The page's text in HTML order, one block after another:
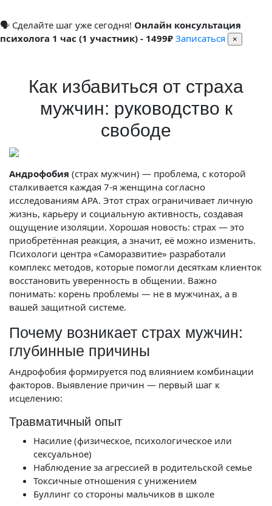
🗣 Сделайте шаг уже сегодня! Онлайн консультация
психолога 1 час (1 участник) - 1499₽ Записаться ×
Как избавиться от страха
мужчин: руководство к
свободе
Андрофобия (страх мужчин) — проблема, с которой
сталкивается каждая 7-я женщина согласно
исследованиям APA. Этот страх ограничивает личную
жизнь, карьеру и социальную активность, создавая
ощущение изоляции. Хорошая новость: страх — это
приобретённая реакция, а значит, её можно изменить.
Психологи центра «Саморазвитие» разработали
комплекс методов, которые помогли десяткам клиенток
восстановить уверенность в общении. Важно
понимать: корень проблемы — не в мужчинах, а в
вашей защитной системе.
Почему возникает страх мужчин:
глубинные причины
Андрофобия формируется под влиянием комбинации
факторов. Выявление причин — первый шаг к
исцелению:
Травматичный опыт
Насилие (физическое, психологическое или
сексуальное)
Наблюдение за агрессией в родительской семье
Токсичные отношения с унижением
Буллинг со стороны мальчиков в школе